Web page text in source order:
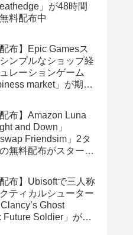
」が48時間
料配布中
配布】Epic Gamesス
ンプルなショップ経
レーションゲーム
market」が期間
配布】Amazon Luna
and Down」
Friendsim」2タ
無料配布がスタート
配布】Ubisoftで三人称
ティカルシューター
Clancy’s Ghost
Future Soldier」が期